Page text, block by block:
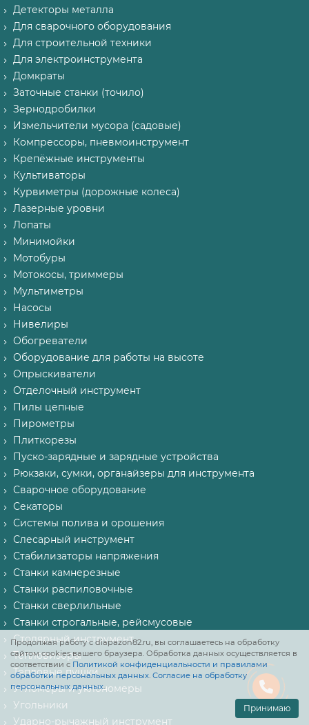
Продолжая работу с diapazon82.ru, вы соглашаетесь на обработку
сайтом cookies вашего браузера. Обработка данных осуществляется в
соответствии с Политикой конфиденциальности и правилами
обработки персональных данных. Согласие на обработку
персональных данных.
Принимаю
Детекторы металла
Для сварочного оборудования
Для строительной техники
Для электроинструмента
Домкраты
Заточные станки (точило)
Зернодробилки
Измельчители мусора (садовые)
Компрессоры, пневмоинструмент
Крепёжные инструменты
Культиваторы
Курвиметры (дорожные колеса)
Лазерные уровни
Лопаты
Минимойки
Мотобуры
Мотокосы, триммеры
Мультиметры
Насосы
Нивелиры
Обогреватели
Оборудование для работы на высоте
Опрыскиватели
Отделочный инструмент
Пилы цепные
Пирометры
Плиткорезы
Пуско-зарядные и зарядные устройства
Рюкзаки, сумки, органайзеры для инструмента
Сварочное оборудование
Секаторы
Системы полива и орошения
Слесарный инструмент
Стабилизаторы напряжения
Станки камнерезные
Станки распиловочные
Станки сверлильные
Станки строгальные, рейсмусовые
Столярный инструмент
Тепловизоры
Тепловые пушки
Угломеры и уклономеры
Угольники
Ударно-рычажный инструмент